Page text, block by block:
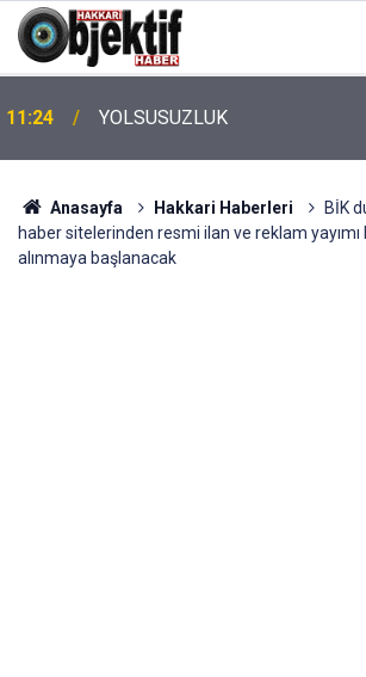
11:24 YOLSUSUZLUK
Anasayfa Hakkari Haberleri
BİK
haber sitelerinden resmi ilan ve reklam yayımı
alınmaya başlanacak